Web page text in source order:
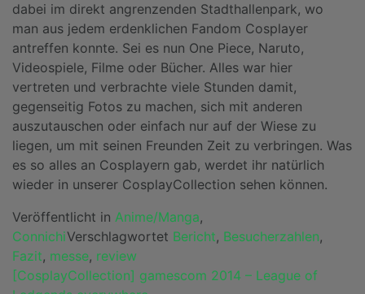
dabei im direkt angrenzenden Stadthallenpark, wo
man aus jedem erdenklichen Fandom Cosplayer
antreffen konnte. Sei es nun One Piece, Naruto,
Videospiele, Filme oder Bücher. Alles war hier
vertreten und verbrachte viele Stunden damit,
gegenseitig Fotos zu machen, sich mit anderen
auszutauschen oder einfach nur auf der Wiese zu
liegen, um mit seinen Freunden Zeit zu verbringen. Was
es so alles an Cosplayern gab, werdet ihr natürlich
wieder in unserer CosplayCollection sehen können.
Veröffentlicht in Anime/Manga,
ConnichiVerschlagwortet Bericht, Besucherzahlen,
Fazit, messe, review
Beitragsnavigation
[CosplayCollection] gamescom 2014 – League of